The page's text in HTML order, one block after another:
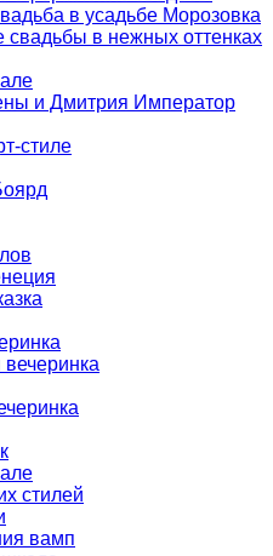
в усадьбе Морозовка
в нежных оттенках
и Дмитрия Император
стиле
вечеринка
стилей
вамп